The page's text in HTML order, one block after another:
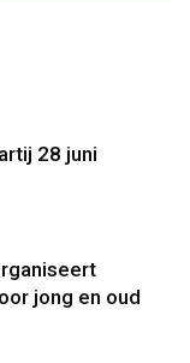
28 juni
jong en oud